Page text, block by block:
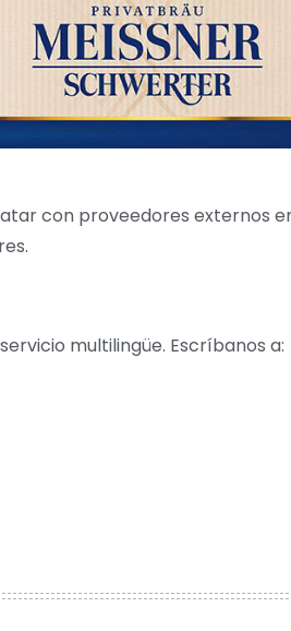
con proveedores externos
multilingüe. Escríbanos a: